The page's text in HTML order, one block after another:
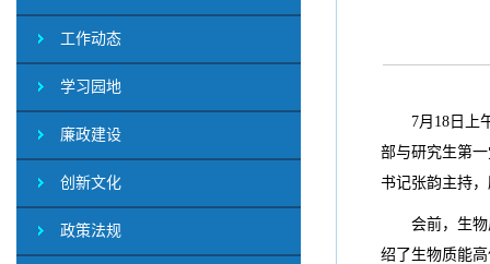
工作动态
学习园地
廉政建设
创新文化
政策法规
7月18日上
部与研究生第
书记张韵主持
会前，生
绍了生物质能